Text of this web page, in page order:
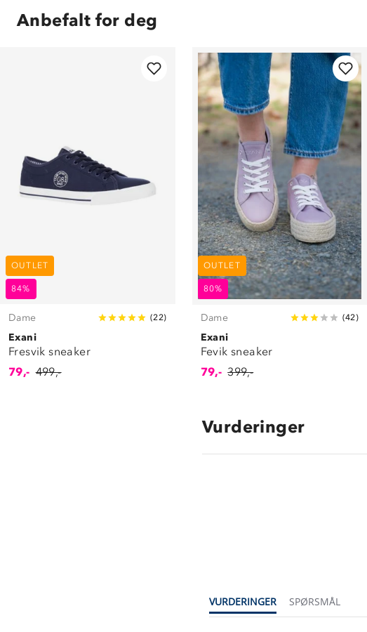
Anbefalt for deg
OUTLET
84%
Dame (22)
Exani
Fresvik sneaker
79,- 499,-
OUTLET
80%
Dame (42)
Exani
Fevik sneaker
79,- 399,-
Vurderinger
VURDERINGER
SPØRSMÅL